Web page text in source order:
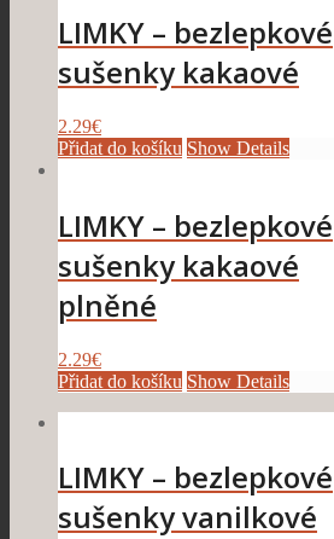
LIMKY – bezlepkové
sušenky kakaové
2.29€
Přidat do košíku Show Details
LIMKY – bezlepkové
sušenky kakaové
plněné
2.29€
Přidat do košíku Show Details
LIMKY – bezlepkové
sušenky vanilkové